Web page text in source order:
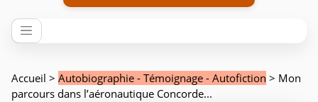
Accueil > Autobiographie - Témoignage - Autofiction > Mon
parcours dans l’aéronautique Concorde...